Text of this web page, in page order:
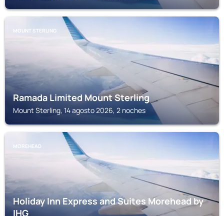
MOUNT STERLING
Ramada Limited Mount Sterling
Mount Sterling, 14 agosto 2026, 2 noches
MOREHEAD
Holiday Inn Express and Suites Morehead by
IHG